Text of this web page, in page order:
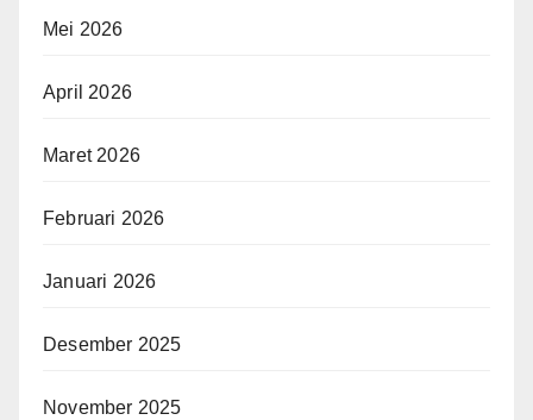
Mei 2026
April 2026
Maret 2026
Februari 2026
Januari 2026
Desember 2025
November 2025